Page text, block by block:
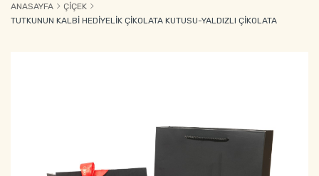
ANASAYFA
ÇIÇEK
TUTKUNUN KALBI HEDIYELIK ÇIKOLATA KUTUSU-YALDIZLI ÇIKOLATA